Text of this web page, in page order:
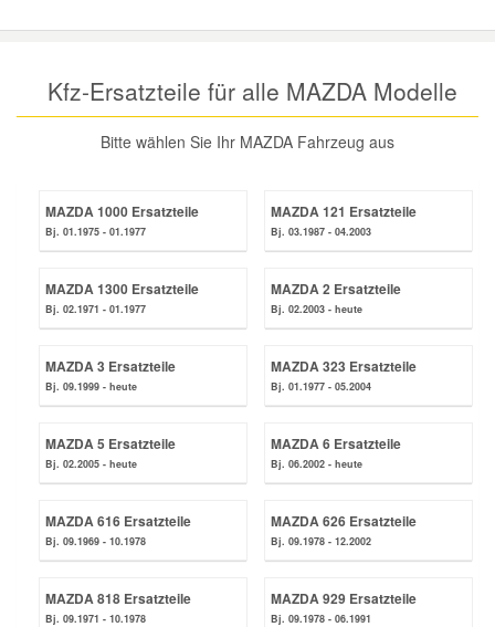
Kfz-Ersatzteile für alle MAZDA Modelle
Bitte wählen Sie Ihr MAZDA Fahrzeug aus
MAZDA 1000 Ersatzteile
Bj. 01.1975 - 01.1977
MAZDA 121 Ersatzteile
Bj. 03.1987 - 04.2003
MAZDA 1300 Ersatzteile
Bj. 02.1971 - 01.1977
MAZDA 2 Ersatzteile
Bj. 02.2003 - heute
MAZDA 3 Ersatzteile
Bj. 09.1999 - heute
MAZDA 323 Ersatzteile
Bj. 01.1977 - 05.2004
MAZDA 5 Ersatzteile
Bj. 02.2005 - heute
MAZDA 6 Ersatzteile
Bj. 06.2002 - heute
MAZDA 616 Ersatzteile
Bj. 09.1969 - 10.1978
MAZDA 626 Ersatzteile
Bj. 09.1978 - 12.2002
MAZDA 818 Ersatzteile
Bj. 09.1971 - 10.1978
MAZDA 929 Ersatzteile
Bj. 09.1978 - 06.1991
Scheibenreinigung
Zündanlage und Glühanlage
Winter-Autozubehör
Daihatsu Ersatzteile
Dodge Ersatzteile
Honda Ersatzteile
Jeep Ersatzteile
Lancia Ersatzteile
Mazda Ersatzteile